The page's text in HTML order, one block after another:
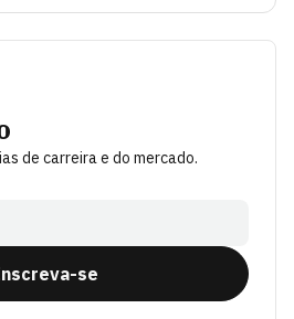
de carreira e do mercado.
se